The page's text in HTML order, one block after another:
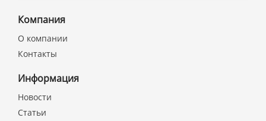
Компания
О компании
Контакты
Информация
Новости
Статьи